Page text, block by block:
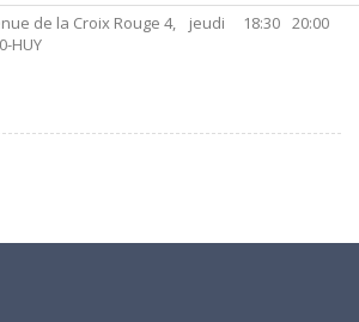
de la Croix Rouge 4,
HUY
jeudi 18:30 20:00